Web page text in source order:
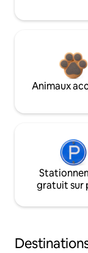
Animaux
gratuit sur